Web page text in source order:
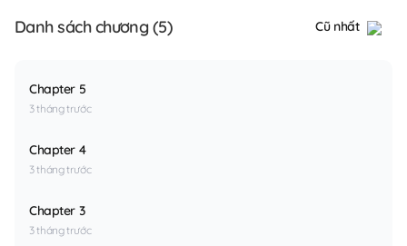
Danh sách chương (5) Cũ nhất
Chapter 5
3 tháng trước
Chapter 4
3 tháng trước
Chapter 3
3 tháng trước